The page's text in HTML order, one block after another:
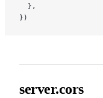
  },
})
server.cors